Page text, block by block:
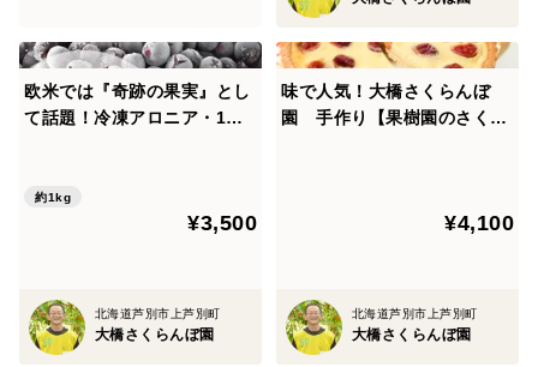
欧米では『奇跡の果実』とし
て話題！冷凍アロニア・1ｋ
約1kg
¥3,500
北海道芦別市上芦別町
大橋さくらんぼ園
味で人気！大橋さくらんぼ
園 手作り【果樹園のさくら
¥4,100
北海道芦別市上芦別町
大橋さくらんぼ園